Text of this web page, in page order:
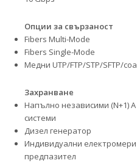
Опции за свързаност
Fibers Multi-Mode
Fibers Single-Mode
Медни UTP/FTP/STP/SFTP/
Захранване
Напълно независими (N+1)
системи
Дизел генератор
Индивидуални
предпазител